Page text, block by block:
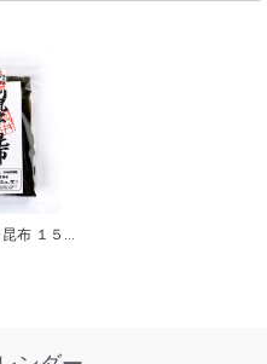
蔵囲利尻出し昆布 １５０g｜澄んだ出しが特徴｜奥井海生堂【軽税８％】